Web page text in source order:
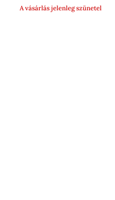
A vásárlás jelenleg szünetel